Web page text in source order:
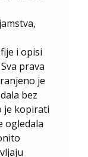
i opisi
prava
je
bez
je kopirati
ogledala